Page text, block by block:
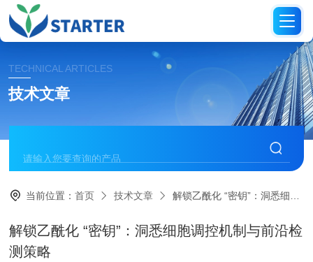
TECHNICAL ARTICLES
技术文章
当前位置：首页 技术文章 解锁乙酰化 “密钥”：洞悉细胞调控机制与前沿检测策略
解锁乙酰化 “密钥”：洞悉细胞调控机制与前沿检
测策略